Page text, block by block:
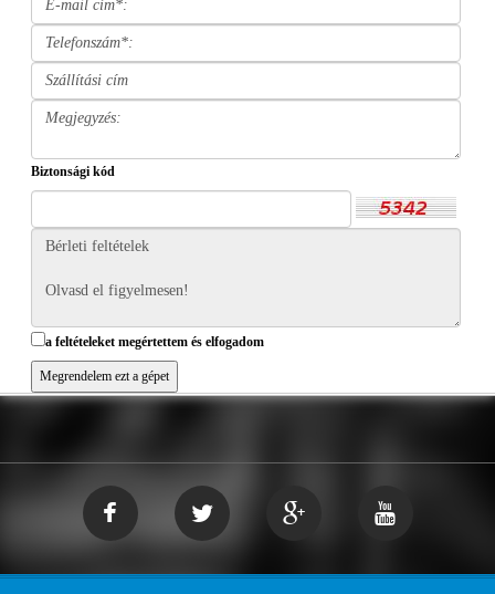
Biztonsági kód
a feltételeket megértettem és elfogadom